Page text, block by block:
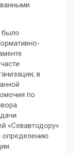
было
в
по
«Севавтодору»
определению